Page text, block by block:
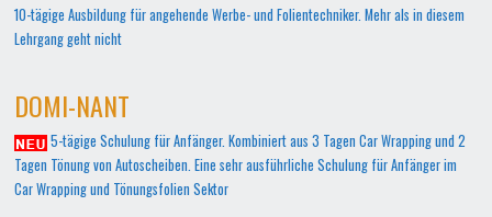
10-tägige Ausbildung für angehende Werbe- und Folientechniker. Mehr als in diesem
Lehrgang geht nicht
DOMI-NANT
5-tägige Schulung für Anfänger. Kombiniert aus 3 Tagen Car Wrapping und 2
Tagen Tönung von Autoscheiben. Eine sehr ausführliche Schulung für Anfänger im
Car Wrapping und Tönungsfolien Sektor